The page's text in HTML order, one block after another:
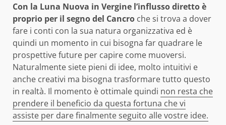
Con la Luna Nuova in Vergine l’influsso diretto è
proprio per il segno del Cancro che si trova a dover
fare i conti con la sua natura organizzativa ed è
quindi un momento in cui bisogna far quadrare le
prospettive future per capire come muoversi.
Naturalmente siete pieni di idee, molto intuitivi e
anche creativi ma bisogna trasformare tutto questo
in realtà. Il momento è ottimale quindi non resta che
prendere il beneficio da questa fortuna che vi
assiste per dare finalmente seguito alle vostre idee.